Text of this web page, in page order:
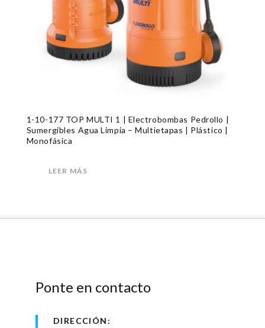
1-10-177 TOP MULTI 1 | Electrobombas Pedrollo |
Sumergibles Agua Limpia – Multietapas | Plástico |
Monofásica
LEER MÁS
Ponte en contacto
DIRECCIÓN